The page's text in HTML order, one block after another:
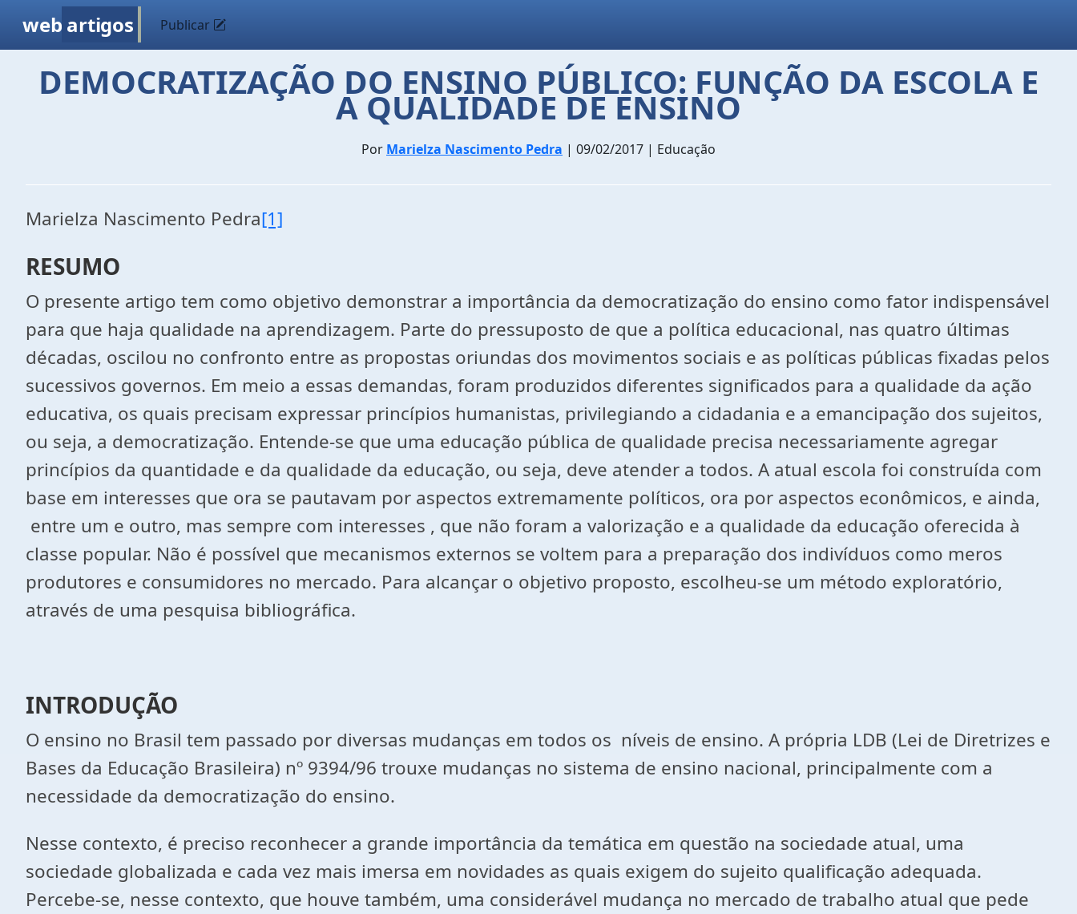
web artigos Publicar
DEMOCRATIZAÇÃO DO ENSINO PÚBLICO: FUNÇÃO DA ESCOLA E
A QUALIDADE DE ENSINO
Por Marielza Nascimento Pedra | 09/02/2017 | Educação
Marielza Nascimento Pedra[1]
RESUMO
O presente artigo tem como objetivo demonstrar a importância da democratização do ensino como fator indispensável
para que haja qualidade na aprendizagem. Parte do pressuposto de que a política educacional, nas quatro últimas
décadas, oscilou no confronto entre as propostas oriundas dos movimentos sociais e as políticas públicas fixadas pelos
sucessivos governos. Em meio a essas demandas, foram produzidos diferentes significados para a qualidade da ação
educativa, os quais precisam expressar princípios humanistas, privilegiando a cidadania e a emancipação dos sujeitos,
ou seja, a democratização. Entende-se que uma educação pública de qualidade precisa necessariamente agregar
princípios da quantidade e da qualidade da educação, ou seja, deve atender a todos. A atual escola foi construída com
base em interesses que ora se pautavam por aspectos extremamente políticos, ora por aspectos econômicos, e ainda,
entre um e outro, mas sempre com interesses , que não foram a valorização e a qualidade da educação oferecida à
classe popular. Não é possível que mecanismos externos se voltem para a preparação dos indivíduos como meros
produtores e consumidores no mercado. Para alcançar o objetivo proposto, escolheu-se um método exploratório,
através de uma pesquisa bibliográfica.
INTRODUÇÃO
O ensino no Brasil tem passado por diversas mudanças em todos os níveis de ensino. A própria LDB (Lei de Diretrizes e
Bases da Educação Brasileira) nº 9394/96 trouxe mudanças no sistema de ensino nacional, principalmente com a
necessidade da democratização do ensino.
Nesse contexto, é preciso reconhecer a grande importância da temática em questão na sociedade atual, uma
sociedade globalizada e cada vez mais imersa em novidades as quais exigem do sujeito qualificação adequada.
Percebe-se, nesse contexto, que houve também, uma considerável mudança no mercado de trabalho atual que pede